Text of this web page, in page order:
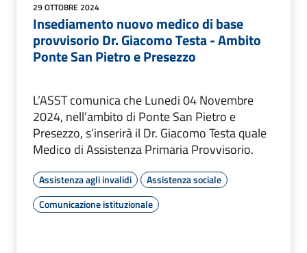
29 OTTOBRE 2024
Insediamento nuovo medico di base
provvisorio Dr. Giacomo Testa - Ambito
Ponte San Pietro e Presezzo
L’ASST comunica che Lunedi 04 Novembre
2024, nell’ambito di Ponte San Pietro e
Presezzo, s’inserirà il Dr. Giacomo Testa quale
Medico di Assistenza Primaria Provvisorio.
Assistenza agli invalidi
Assistenza sociale
Comunicazione istituzionale